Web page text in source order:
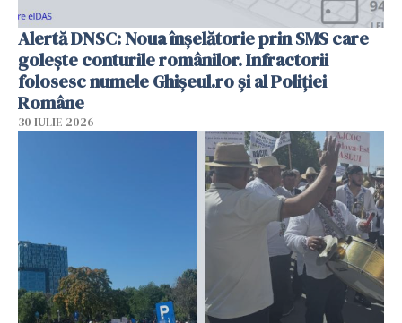
Alertă DNSC: Noua înșelătorie prin SMS care
golește conturile românilor. Infractorii
folosesc numele Ghișeul.ro și al Poliției
Române
30 IULIE 2026